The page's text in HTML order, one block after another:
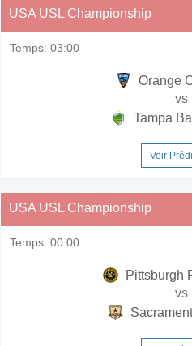
USA USL Championship
Temps: 03:00
Orange
vs
Tampa
Voir
USA USL Championship
Temps: 00:00
Pittsburgh
vs